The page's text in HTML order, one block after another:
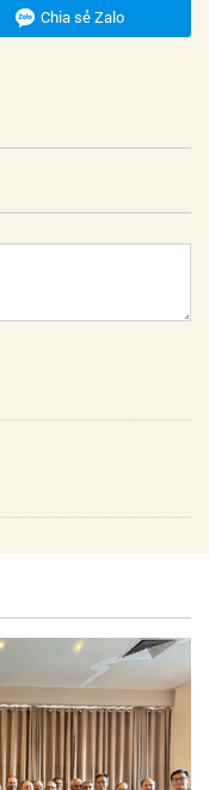
Chia sẻ Zalo